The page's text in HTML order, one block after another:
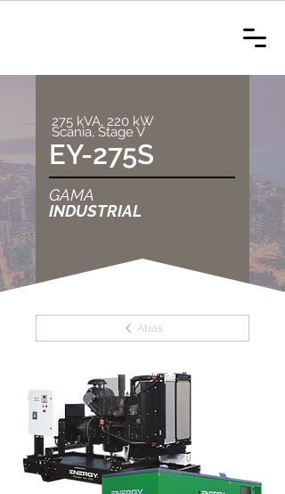
275 kVA, 220 kW
Scania, Stage V
EY-275S
GAMA
INDUSTRIAL
Atrás